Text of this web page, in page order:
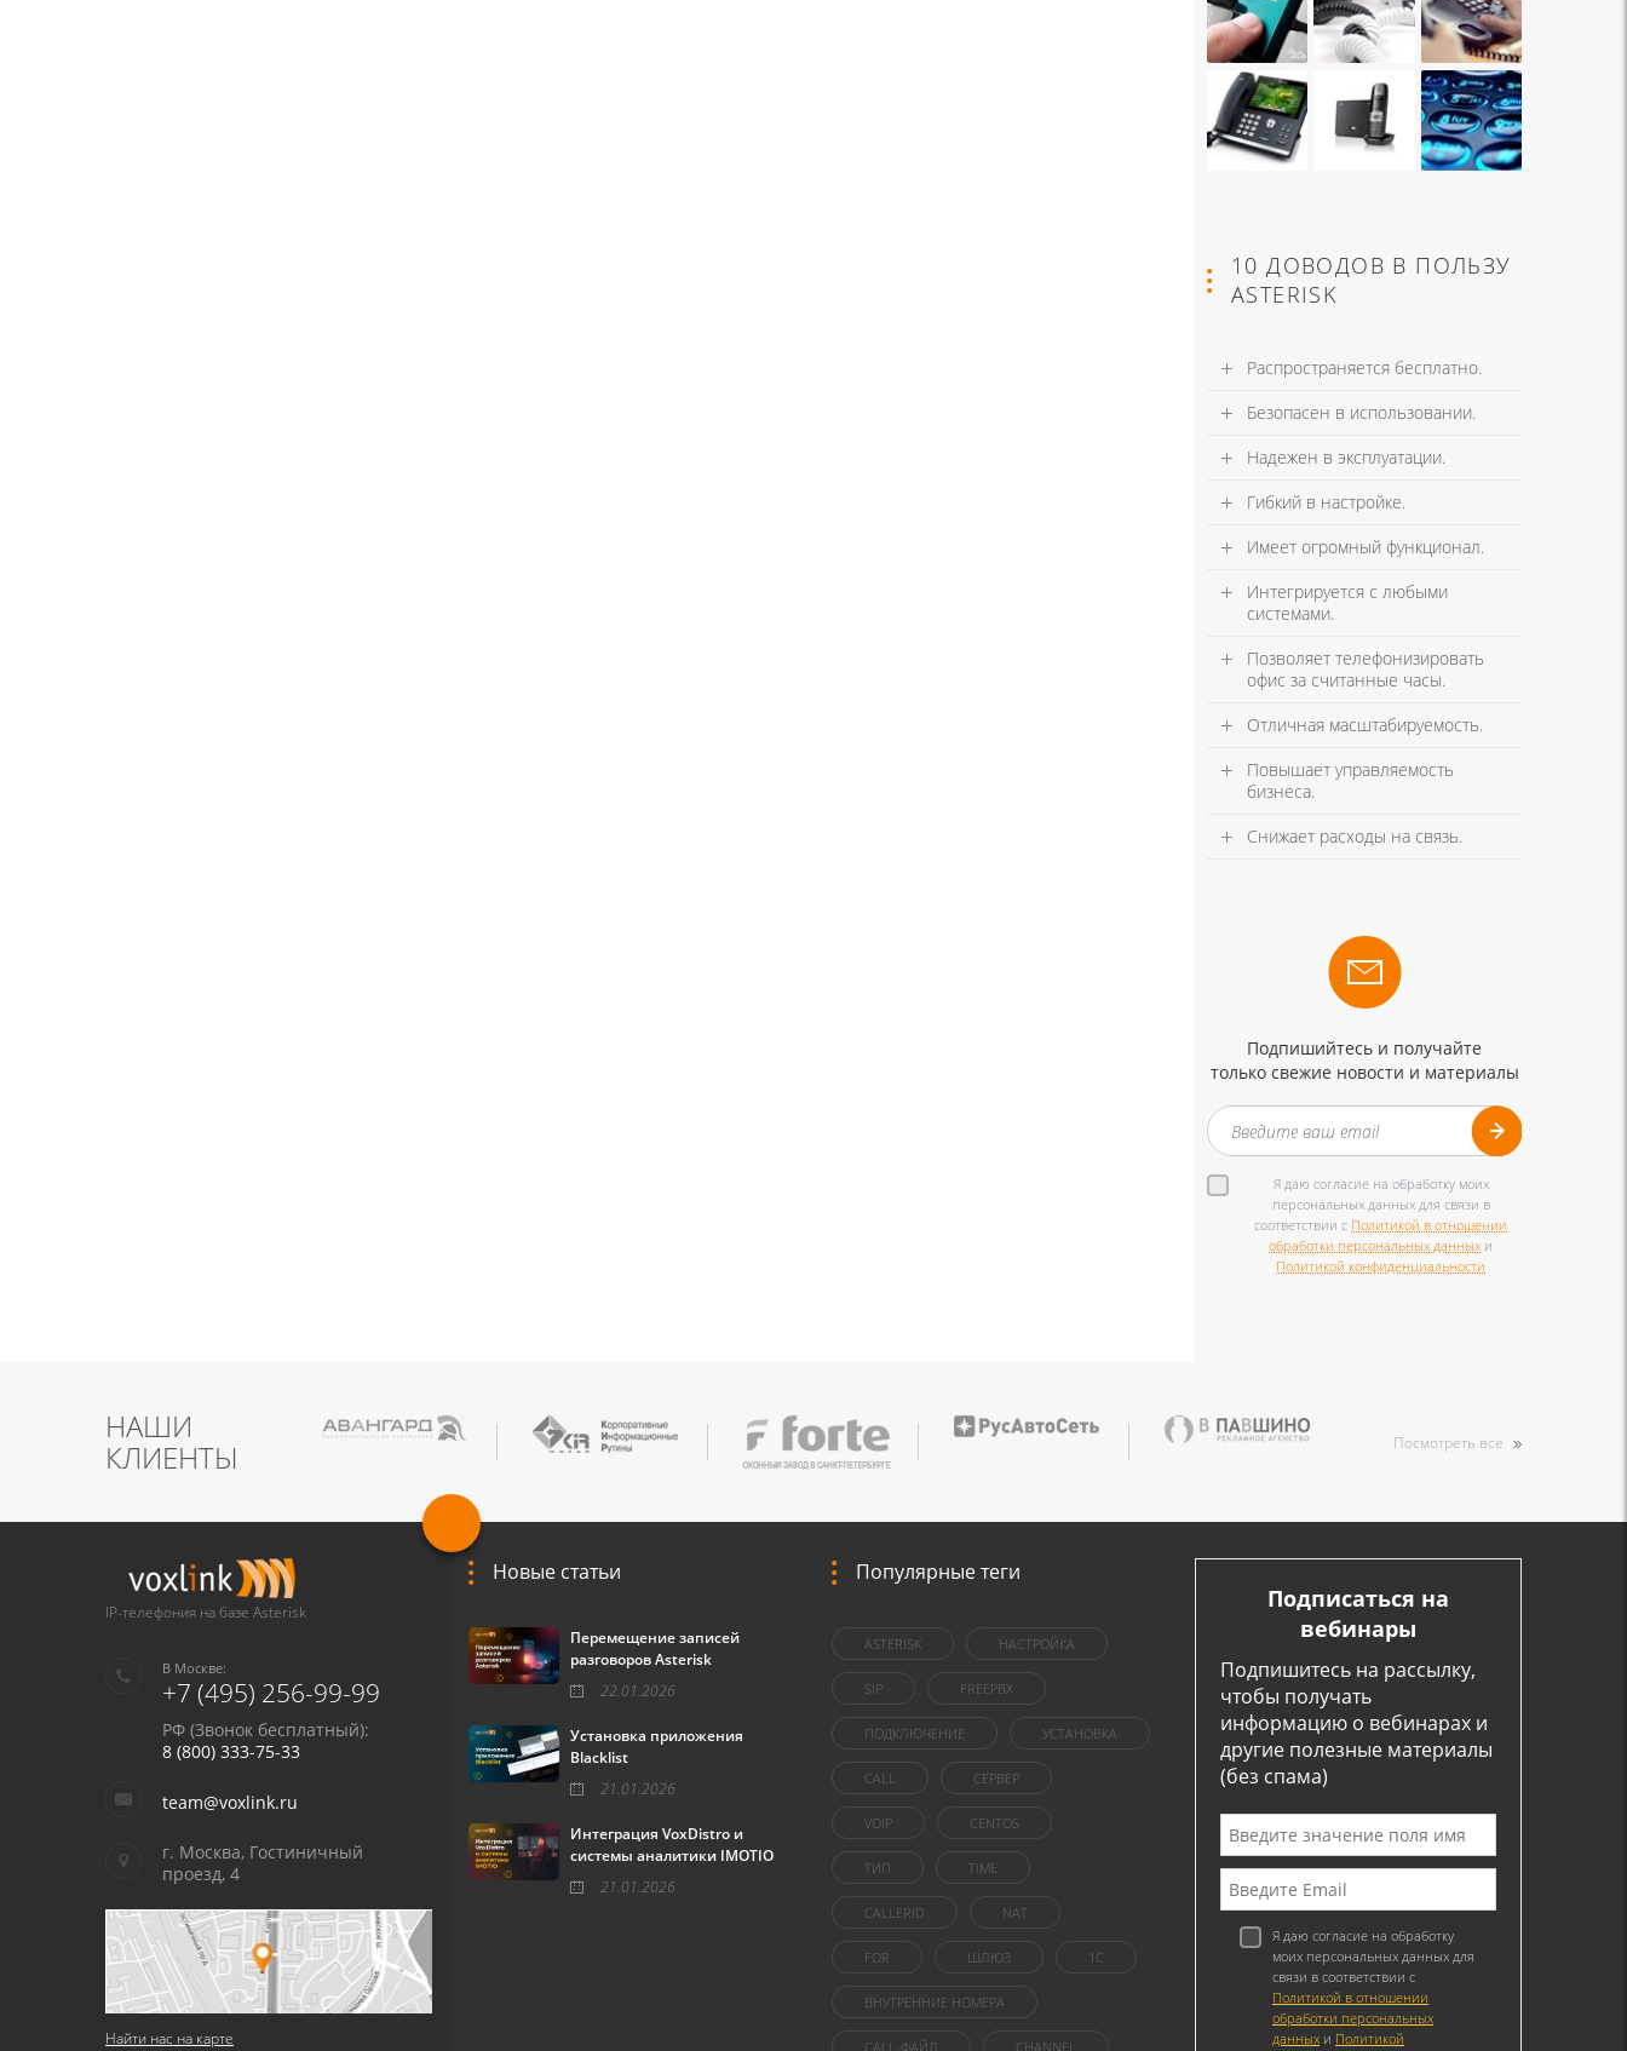
10 ДОВОДОВ В ПОЛЬЗУ
ASTERISK
Распространяется бесплатно.
Безопасен в использовании.
Надежен в эксплуатации.
Гибкий в настройке.
Имеет огромный функционал.
Интегрируется с любыми
системами.
Позволяет телефонизировать
офис за считанные часы.
Отличная масштабируемость.
Повышает управляемость
бизнеса.
Снижает расходы на связь.
Подпишийтесь и получайте
только свежие новости и материалы
Я даю согласие на обработку моих
персональных данных для связи в
соответствии с Политикой в отношении
обработки персональных данных и
Политикой конфиденциальности
НАШИ
КЛИЕНТЫ Посмотреть все
IP-телефония на базе Asterisk
В Москве:
+7 (495) 256-99-99
РФ (Звонок бесплатный):
8 (800) 333-75-33
team@voxlink.ru
г. Москва, Гостиничный
проезд, 4
Найти нас на карте
Новые статьи
Перемещение записей
разговоров Asterisk
22.01.2026
Установка приложения
Blacklist
21.01.2026
Интеграция VoxDistro и
системы аналитики IMOTIO
21.01.2026
Популярные теги
ASTERISK НАСТРОЙКА
SIP FREEPBX
ПОДКЛЮЧЕНИЕ УСТАНОВКА
CALL СЕРВЕР
VOIP CENTOS
ТИП TIME
CALLERID NAT
FOR ШЛЮЗ 1C
ВНУТРЕННИЕ НОМЕРА
CALL-ФАЙЛ CHANNEL
Подписаться на
вебинары
Подпишитесь на рассылку,
чтобы получать
информацию о вебинарах и
другие полезные материалы
(без спама)
Я даю согласие на обработку
моих персональных данных для
связи в соответствии с
Политикой в отношении
обработки персональных
данных и Политикой